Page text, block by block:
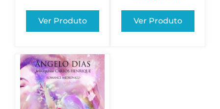
Ver Produto Ver Produto